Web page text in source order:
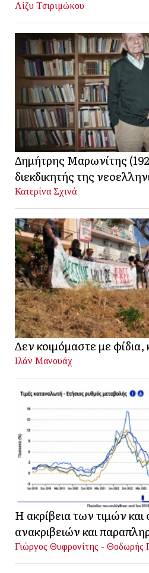
Λίζυ Τσιριμώκου
Δημήτρης Μαρωνίτης
διεκδικητής της
Κατερίνα Σχινά
Δεν κοιμόμαστε με
Ιλάν Μανουάχ
Η ακρίβεια των τιμών
ανακριβειών και
Γιώργος Θυφρονίτης - Θοδωρής